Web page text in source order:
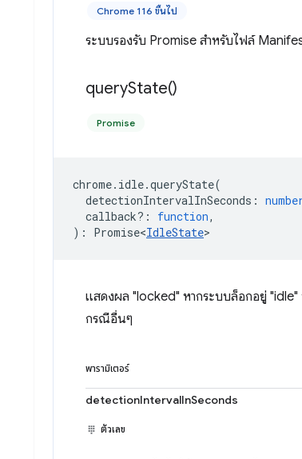
Chrome 116 ขึ้นไป
ระบบรองรับ Promise สำหรับไฟล์
queryState()
Promise
chrome. idle.queryState(
detectionIntervalInSeconds :
callback? : function,
) : Promise<IdleState>
แสดงผล "locked" หากระบบล็อกอยู่ "idle"
กรณีอื่นๆ
พารามิเตอร์
detectionIntervalInSeconds
ตัวเลข